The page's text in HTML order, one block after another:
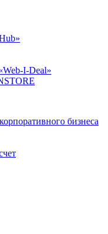
I-Deal»
бизнеса